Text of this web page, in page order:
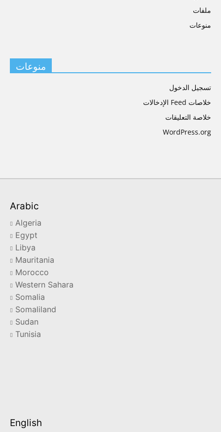
ملفات
منوعات
منوعات
تسجيل الدخول
خلاصات Feed الإدخالات
خلاصة التعليقات
WordPress.org
Arabic
Algeria
Egypt
Libya
Mauritania
Morocco
Western Sahara
Somalia
Somaliland
Sudan
Tunisia
English